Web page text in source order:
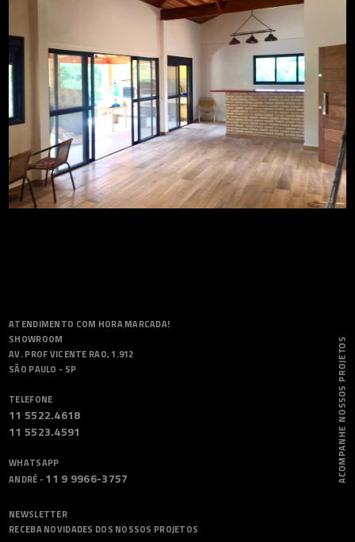
ATENDIMENTO COM HORA MARCADA!
SHOWROOM
AV. PROF VICENTE RAO, 1.912
SÃO PAULO - SP
TELEFONE
11 5522.4618
11 5523.4591
WHATSAPP
ANDRÉ - 11 9 9966-3757
NEWSLETTER
RECEBA NOVIDADES DOS NOSSOS PROJETOS